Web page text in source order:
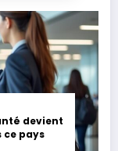
devient
ce pays